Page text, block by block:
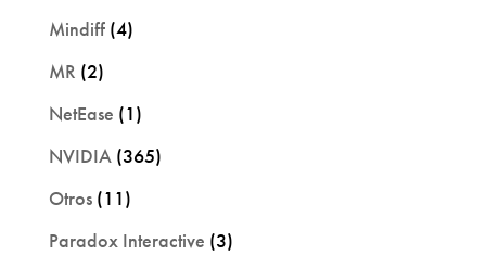
Mindiff(4)
MR (2)
NetEase (1)
NVIDIA(365)
Otros(11)
Paradox Interactive (3)